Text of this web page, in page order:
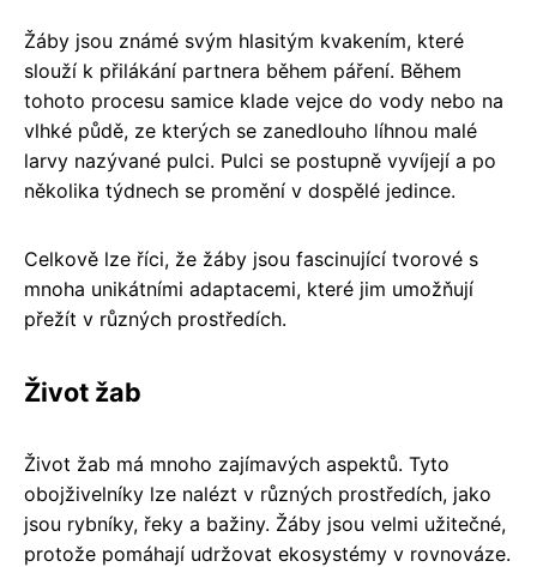
Žáby jsou známé svým hlasitým kvakením, které
slouží k přilákání partnera během páření. Během
tohoto procesu samice klade vejce do vody nebo na
vlhké půdě, ze kterých se zanedlouho líhnou malé
larvy nazývané pulci. Pulci se postupně vyvíjejí a po
několika týdnech se promění v dospělé jedince.
Celkově lze říci, že žáby jsou fascinující tvorové s
mnoha unikátními adaptacemi, které jim umožňují
přežít v různých prostředích.
Život žab
Život žab má mnoho zajímavých aspektů. Tyto
obojživelníky lze nalézt v různých prostředích, jako
jsou rybníky, řeky a bažiny. Žáby jsou velmi užitečné,
protože pomáhají udržovat ekosystémy v rovnováze.